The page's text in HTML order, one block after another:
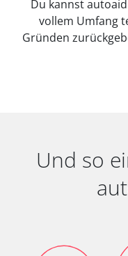
Du kannst
vollem Umfang
Gründen
Und so